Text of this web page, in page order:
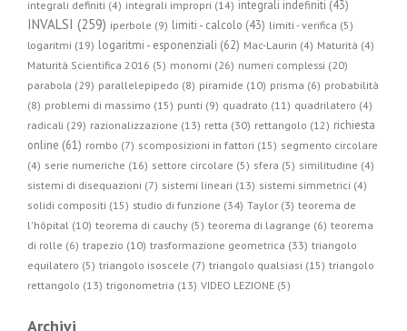
integrali definiti (4) integrali impropri (14) integrali indefiniti (43)
INVALSI (259) iperbole (9) limiti - calcolo (43) limiti - verifica (5)
logaritmi (19) logaritmi - esponenziali (62) Mac-Laurin (4) Maturità (4)
Maturità Scientifica 2016 (5) monomi (26) numeri complessi (20)
parabola (29) parallelepipedo (8) piramide (10) prisma (6) probabilità
(8) problemi di massimo (15) punti (9) quadrato (11) quadrilatero (4)
radicali (29) razionalizzazione (13) retta (30) rettangolo (12) richiesta
online (61) rombo (7) scomposizioni in fattori (15) segmento circolare
(4) serie numeriche (16) settore circolare (5) sfera (5) similitudine (4)
sistemi di disequazioni (7) sistemi lineari (13) sistemi simmetrici (4)
solidi compositi (15) studio di funzione (34) Taylor (3) teorema de
l'hôpital (10) teorema di cauchy (5) teorema di lagrange (6) teorema
di rolle (6) trapezio (10) trasformazione geometrica (33) triangolo
equilatero (5) triangolo isoscele (7) triangolo qualsiasi (15) triangolo
rettangolo (13) trigonometria (13) VIDEO LEZIONE (5)
Archivi